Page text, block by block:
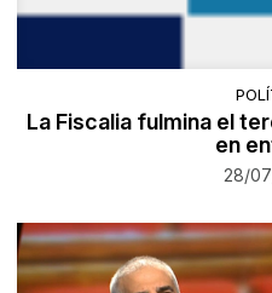
La Fiscalia fulmina el
en
28/